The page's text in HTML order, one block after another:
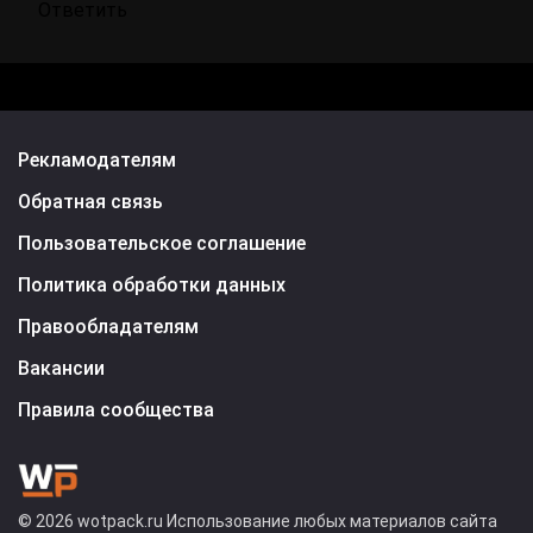
Рекламодателям
Обратная связь
Пользовательское соглашение
Политика обработки данных
Правообладателям
Вакансии
Правила сообщества
© 2026 wotpack.ru Использование любых материалов сайта